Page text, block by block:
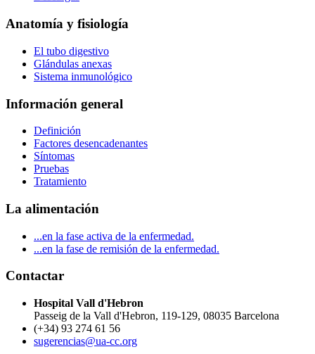
Anatomía y fisiología
El tubo digestivo
Glándulas anexas
Sistema inmunológico
Información general
Definición
Factores desencadenantes
Síntomas
Pruebas
Tratamiento
La alimentación
...en la fase activa de la enfermedad.
...en la fase de remisión de la enfermedad.
Contactar
Hospital Vall d'Hebron
Passeig de la Vall d'Hebron, 119-129, 08035 Barcelona
(+34) 93 274 61 56
sugerencias@ua-cc.org